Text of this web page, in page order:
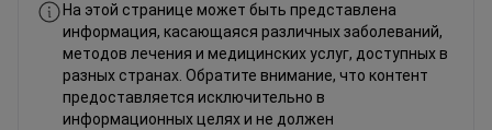
На этой странице может быть представлена
информация, касающаяся различных заболеваний,
методов лечения и медицинских услуг, доступных в
разных странах. Обратите внимание, что контент
предоставляется исключительно в
информационных целях и не должен